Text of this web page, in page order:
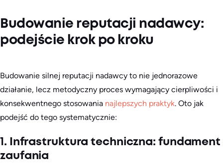
Budowanie reputacji nadawcy:
podejście krok po kroku
Budowanie silnej reputacji nadawcy to nie jednorazowe
działanie, lecz metodyczny proces wymagający cierpliwości i
konsekwentnego stosowania najlepszych praktyk. Oto jak
podejść do tego systematycznie:
1. Infrastruktura techniczna: fundament
zaufania